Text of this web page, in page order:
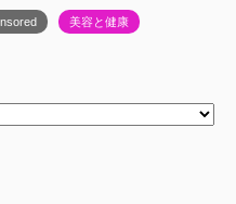
美容と健康